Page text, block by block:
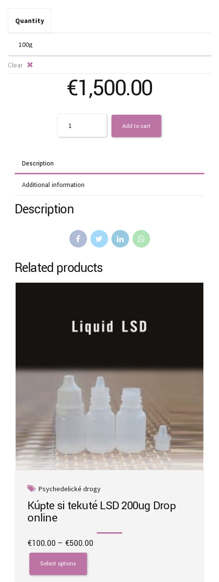
Quantity
Clear
€1,500.00
Add to cart
Description
Additional information
Description
Related products
Psychedelické drogy
Kúpte si tekuté LSD 200ug Drop
online
€100.00 – €500.00
Select options
This
product
has